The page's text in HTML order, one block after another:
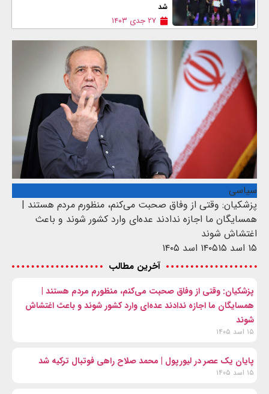
شد
۲۷ جدی ۱۴۰۳
سیاسی
پزشکیان: وقتی از وفاق صحبت می‌کنم، منظورم مردم هستند |
همسایگان ما اجازه ندادند عده‌ای وارد کشور شوند و باعث
اغتشاش شوند
۱۵ اسد ۱۴۰۵
۱۵ اسد ۱۴۰۵
آخرین مطالب
پزشکیان: وقتی از وفاق صحبت می‌کنم، منظورم مردم هستند |
همسایگان ما اجازه ندادند عده‌ای وارد کشور شوند و باعث اغتشاش
شوند
۱۵ اسد ۱۴۰۵
پایان یک عصر در لیورپول | محمد صلاح راهی فوتبال ترکیه شد
۱۵ اسد ۱۴۰۵